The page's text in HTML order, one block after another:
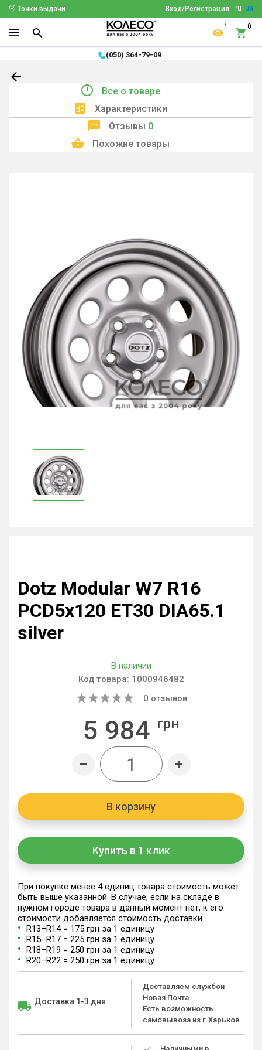
ru ua
Вход/Регистрация
Точки выдачи
1 0
(050) 364-79-09
Все о товаре
Характеристики
Отзывы 0
Похожие товары
Dotz Modular W7 R16
PCD5x120 ET30 DIA65.1
silver
В наличии
Код товара: 1000946482
0 отзывов
5 984 грн
В корзину
Купить в 1 клик
При покупке менее 4 единиц товара стоимость может
быть выше указанной. В случае, если на складе в
нужном городе товара в данный момент нет, к его
стоимости добавляется стоимость доставки.
R13–R14 = 175 грн за 1 единицу
R15–R17 = 225 грн за 1 единицу
R18–R19 = 250 грн за 1 единицу
R20–R22 = 250 грн за 1 единицу
Доставка 1-3 дня
Доставляем службой
Новая Почта
Есть возможность
самовывоза из г.Харьков